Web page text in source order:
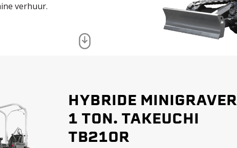
verhuur.
HYBRIDE MINIGRAVER
1 TON. TAKEUCHI
TB210R